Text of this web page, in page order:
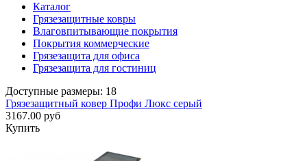
Каталог
Грязезащитные ковры
Влаговпитывающие покрытия
Покрытия коммерческие
Грязезащита для офиса
Грязезащита для гостиниц
Доступные размеры: 18
Грязезащитный ковер Профи Люкс серый
3167.00 руб
Купить